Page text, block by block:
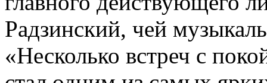
Радзинский, чей
«Несколько встреч с